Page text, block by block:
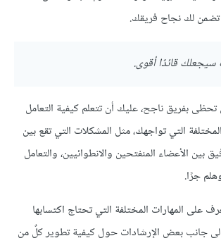
تضمن لك نجاح فريقك.
سيجعلك قائدًا أقوى.
بفريق ناجح، عليك أن تتعلم كيفية التعامل
التي تواجهك، مثل المشكلات التي تقع بين
بين الأعضاء المنفتحين والانطوائيين، والتعامل
جرًا.
على المهارات المختلفة التي تحتاج اكتسابها
جانب بعض الإرشادات حول كيفية تطوير كلٌ من